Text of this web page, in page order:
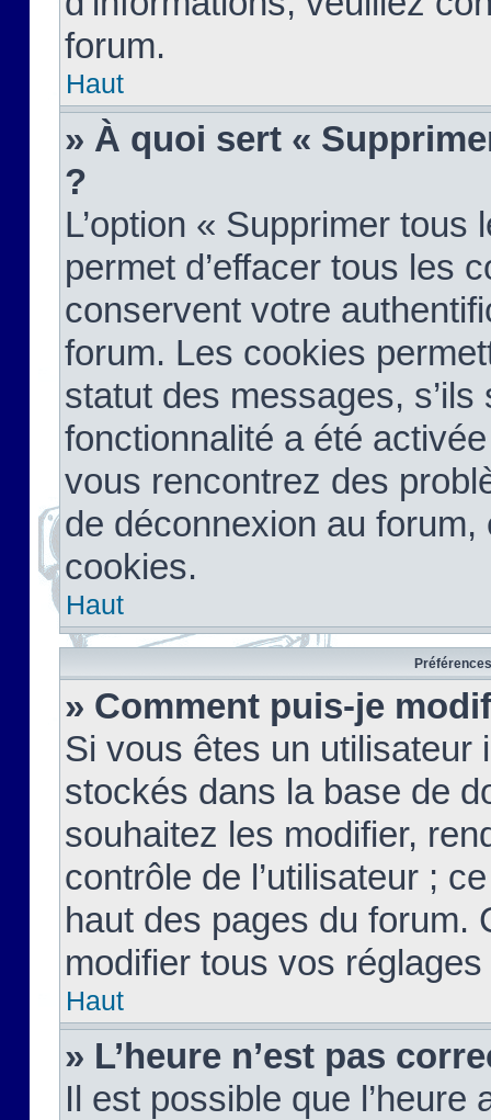
forum.
Haut
» À quoi sert «
?
L’option « Supprimer
permet d’effacer tous les
conservent votre
forum. Les cookies
statut des messages,
fonctionnalité a été
vous rencontrez des
de déconnexion au
cookies.
Haut
» Comment puis-je
Si vous êtes un
stockés dans la base de
souhaitez les modifier,
contrôle de l’utilisateur ;
haut des pages du forum.
modifier tous vos
Haut
» L’heure n’est pas
Il est possible que